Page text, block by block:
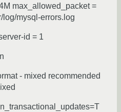
max_allowed_packet =
log/mysql-errors.log
id = 1
- mixed recommended